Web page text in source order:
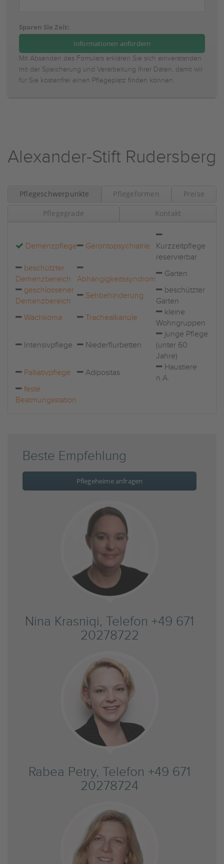
Sparen Sie Zeit:
Mit Absenden des Fomulars erklären Sie sich einverstanden
mit der Speicherung und Verarbeitung Ihrer Daten, damit wir
für Sie kostenfrei einen Pflegeplatz finden können.
Alexander-Stift Rudersberg
Pflegeschwerpunkte Pflegeformen Preise
Pflegegrade Kontakt
Demenzpflege Gerontopsychiatrie
Kurzzeitpflege
reservierbar
beschützter
Demenzbereich
Abhängigkeitssyndrom
Garten
geschlossener
Demenzbereich
Sehbehinderung
beschützter
Garten
Wachkoma
Trachealkanüle
kleine
Wohngruppen
Intensivpflege Niederflurbetten
junge Pflege
(unter 60
Jahre)
Palliativpflege
Adipositas
Haustiere
n.A.
feste
Beatmungsstation
Beste Empfehlung
Pflegeheime anfragen
Nina Krasniqi, Telefon +49 671
20278722
Rabea Petry, Telefon +49 671
20278724